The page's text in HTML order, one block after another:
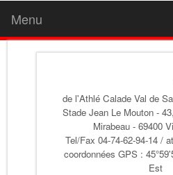
Menu
de l'Athlé Calade Val de
Stade Jean Le Mouton -
Mirabeau - 69400
Tel/Fax 04-74-62-94-14 /
coordonnées GPS :
Est